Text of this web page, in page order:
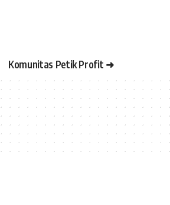
Komunitas Petik Profit ➜